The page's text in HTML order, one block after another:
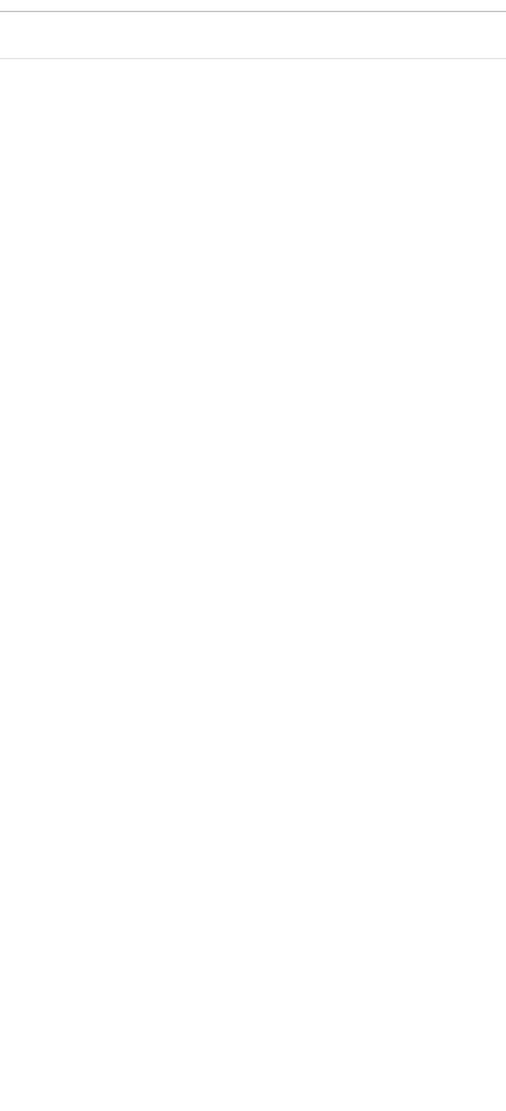
ユニコーン☆Awekeningメッ